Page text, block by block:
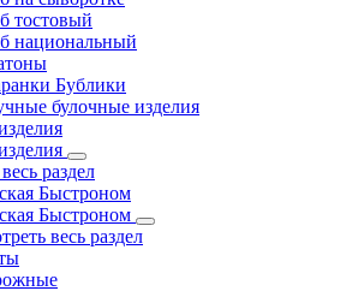
тостовый
национальный
Бублики
булочные изделия
раздел
Быстроном
Быстроном
весь раздел